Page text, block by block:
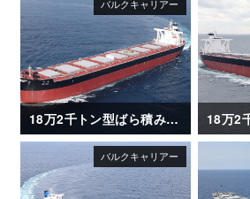
18万2千トン型ばら積み運搬船「BO MAY」